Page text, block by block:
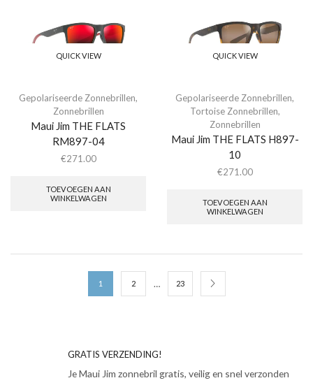
QUICK VIEW
Gepolariseerde Zonnebrillen,
Zonnebrillen
Maui Jim THE FLATS
RM897-04
€271.00
TOEVOEGEN AAN
WINKELWAGEN
QUICK VIEW
Gepolariseerde Zonnebrillen,
Tortoise Zonnebrillen,
Zonnebrillen
Maui Jim THE FLATS H897-
10
€271.00
TOEVOEGEN AAN
WINKELWAGEN
1 2 … 23
GRATIS VERZENDING!
Je Maui Jim zonnebril gratis, veilig en snel verzonden